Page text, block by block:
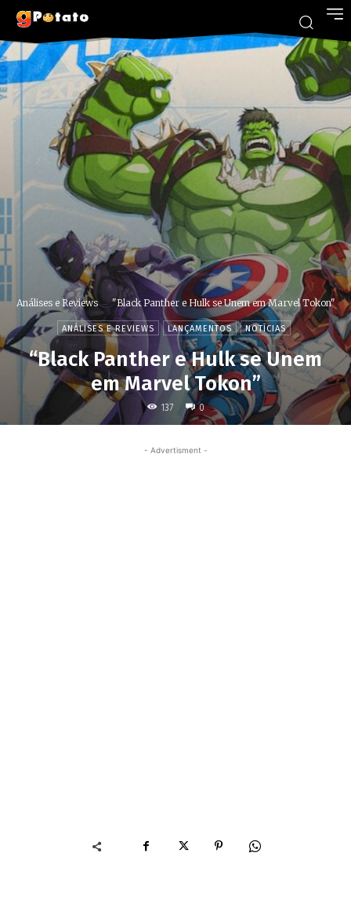
Análises e Reviews "Black Panther e Hulk se Unem em Marvel Tokon"
ANÁLISES E REVIEWS LANÇAMENTOS NOTÍCIAS
“Black Panther e Hulk se Unem
em Marvel Tokon”
137 0
- Advertisment -